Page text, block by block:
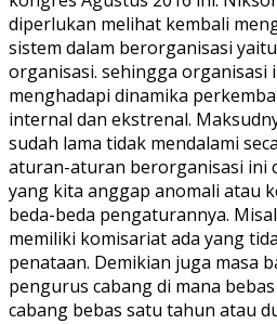
diperlukan melihat kembali
sistem dalam berorganisasi
organisasi. sehingga organisasi
menghadapi dinamika
internal dan ekstrenal.
sudah lama tidak mendalami
aturan-aturan berorganisasi ini
yang kita anggap anomali atau
beda-beda pengaturannya.
memiliki komisariat ada yang
penataan. Demikian juga masa
pengurus cabang di mana
cabang bebas satu tahun atau